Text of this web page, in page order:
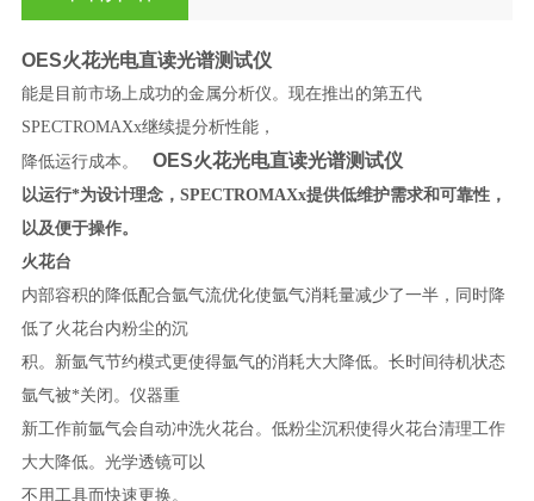
OES火花光电直读光谱测试仪
能是目前市场上成功的金属分析仪。现在推出的第五代
SPECTROMAXx继续提分析性能，
降低运行成本。 OES火花光电直读光谱测试仪
以运行*为设计理念，SPECTROMAXx提供低维护需求和可靠性，
以及便于操作。
火花台
内部容积的降低配合氩气流优化使氩气消耗量减少了一半，同时降
低了火花台内粉尘的沉
积。新氩气节约模式更使得氩气的消耗大大降低。长时间待机状态
氩气被*关闭。仪器重
新工作前氩气会自动冲洗火花台。低粉尘沉积使得火花台清理工作
大大降低。光学透镜可以
不用工具而快速更换。